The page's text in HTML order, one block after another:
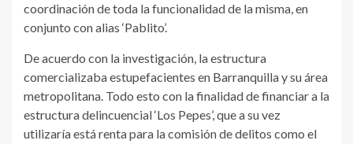
coordinación de toda la funcionalidad de la misma, en
conjunto con alias ‘Pablito’.
De acuerdo con la investigación, la estructura
comercializaba estupefacientes en Barranquilla y su área
metropolitana. Todo esto con la finalidad de financiar a la
estructura delincuencial ‘Los Pepes’, que a su vez
utilizaría está renta para la comisión de delitos como el